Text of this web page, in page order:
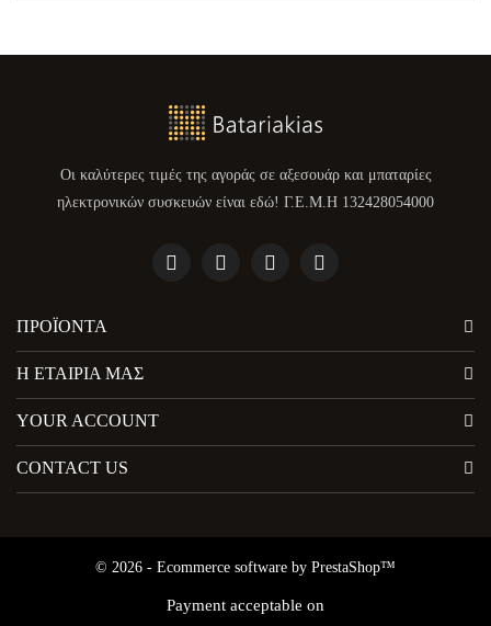
Οι καλύτερες τιμές της αγοράς σε αξεσουάρ και μπαταρίες
ηλεκτρονικών συσκευών είναι εδώ! Γ.Ε.Μ.Η 132428054000
ΠΡΟΪΌΝΤΑ
Η ΕΤΑΙΡΊΑ ΜΑΣ
YOUR ACCOUNT
CONTACT US
© 2026 - Ecommerce software by PrestaShop™
Payment acceptable on